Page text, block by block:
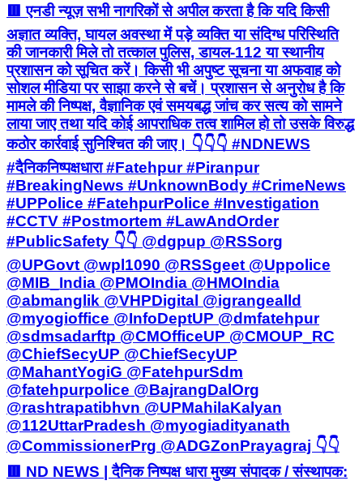
🟥 एनडी न्यूज़ सभी नागरिकों से अपील करता है कि यदि किसी
अज्ञात व्यक्ति, घायल अवस्था में पड़े व्यक्ति या संदिग्ध परिस्थिति
की जानकारी मिले तो तत्काल पुलिस, डायल-112 या स्थानीय
प्रशासन को सूचित करें। किसी भी अपुष्ट सूचना या अफवाह को
सोशल मीडिया पर साझा करने से बचें। प्रशासन से अनुरोध है कि
मामले की निष्पक्ष, वैज्ञानिक एवं समयबद्ध जांच कर सत्य को सामने
लाया जाए तथा यदि कोई आपराधिक तत्व शामिल हो तो उसके विरुद्ध
कठोर कार्रवाई सुनिश्चित की जाए। 👇👇👇 #NDNEWS
#दैनिकनिष्पक्षधारा #Fatehpur #Piranpur
#BreakingNews #UnknownBody #CrimeNews
#UPPolice #FatehpurPolice #Investigation
#CCTV #Postmortem #LawAndOrder
#PublicSafety 👇👇 @dgpup @RSSorg
@UPGovt @wpl1090 @RSSgeet @Uppolice
@MIB_India @PMOIndia @HMOIndia
@abmanglik @VHPDigital @igrangealld
@myogioffice @InfoDeptUP @dmfatehpur
@sdmsadarftp @CMOfficeUP @CMOUP_RC
@ChiefSecyUP @ChiefSecyUP
@MahantYogiG @FatehpurSdm
@fatehpurpolice @BajrangDalOrg
@rashtrapatibhvn @UPMahilaKalyan
@112UttarPradesh @myogiadityanath
@CommissionerPrg @ADGZonPrayagraj 👇👇
🟥 ND NEWS | दैनिक निष्पक्ष धारा मुख्य संपादक / संस्थापक: